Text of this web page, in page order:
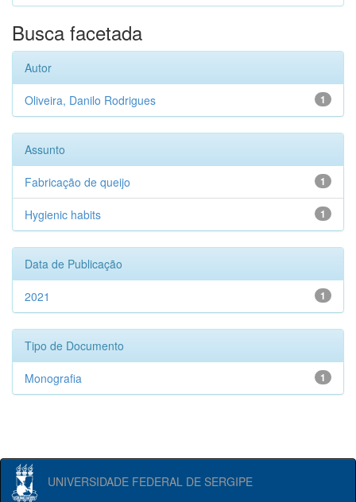
Busca facetada
Autor
1
Oliveira, Danilo Rodrigues
Assunto
1
Fabricação de queijo
1
Hygienic habits
Data de Publicação
1
2021
Tipo de Documento
1
Monografia
UNIVERSIDADE FEDERAL DE SERGIPE